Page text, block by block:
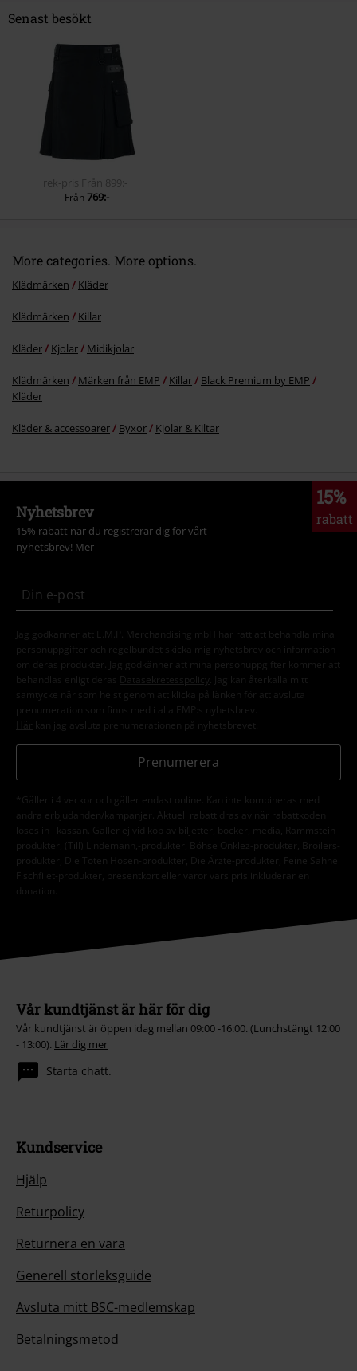
Skicka kommentar
Senast besökt
rek-pris Från 899:-
Från769:-
More categories. More options.
Klädmärken Kläder
Klädmärken Killar
Kläder Kjolar Midikjolar
Klädmärken Märken från EMP Killar
Black Premium by EMP
Kläder
Kläder & accessoarer Byxor Kjolar & Kiltar
15%
rabatt
Nyhetsbrev
15% rabatt när du registrerar dig för vårt
nyhetsbrev! Mer
Jag godkänner att E.M.P. Merchandising mbH har rätt att behandla mina
personuppgifter och regelbundet skicka mig nyhetsbrev och information
om deras produkter. Jag godkänner att mina personuppgifter kommer att
behandlas enligt deras
Datasekretesspolicy
. Jag kan återkalla mitt
samtycke när som helst genom att klicka på länken för att avsluta
prenumeration som finns med i alla EMP:s nyhetsbrev.
Här kan jag avsluta prenumerationen på nyhetsbrevet.
Prenumerera
*Gäller i 4 veckor och gäller endast online. Kan inte kombineras med
andra erbjudanden/kampanjer. Aktuell rabatt dras av när rabattkoden
löses in i kassan. Gäller ej vid köp av biljetter, böcker, media, Rammstein-
produkter, (Till) Lindemann,-produkter, Böhse Onklez-produkter, Broilers-
produkter, Die Toten Hosen-produkter, Die Ärzte-produkter, Feine Sahne
Fischfilet-produkter, presentkort eller varor vars pris inkluderar en
donation.
Vår kundtjänst är här för dig
Vår kundtjänst är öppen idag mellan 09:00 -16:00. (Lunchstängt 12:00
- 13:00). Lär dig mer
Starta chatt.
Kundservice
Hjälp
Returpolicy
Returnera en vara
Generell storleksguide
Avsluta mitt BSC-medlemskap
Betalningsmetod